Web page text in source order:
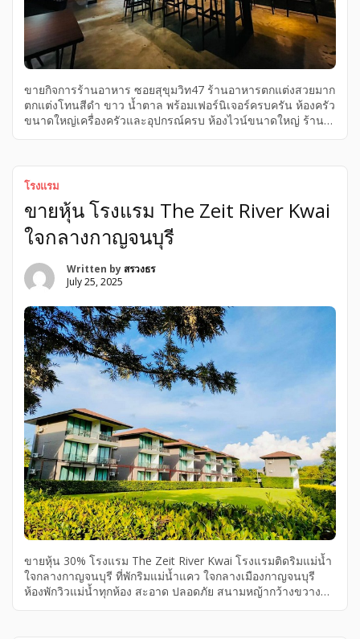
ขายกิจการร้านอาหาร ซอยสุขุมวิท47 ร้านอาหารตกแต่งสวยมาก
ตกแต่งโทนสีดำ ขาว น้ำตาล พร้อมเฟอร์นิเจอร์ครบครัน ห้องครัว
ขนาดใหญ่เครื่องครัวและอุปกรณ์ครบ ห้องไวน์ขนาดใหญ่ ร้าน
ด้านนอกอาคาร 500 ตารางเมตร สามารถรองรับลูกค้าได้
ประมาณ 178 ที่นั่ง ขายกิจการ 9 ล้านบาท พร้อมสัญญาเช่าที่ดิน
คงเหลืออีก 15 ปี มีค่าใช้จ่ายค่าเช่าที่ดิน 209,000 บาท/เดือน
ราคา 7,000,000 บาท Tel 091~541~5556 Line ID :
boynidabbb รายละเอียดทรัพย์ :: – ภายในอาคารแบ่งเป็น 2 ชั้น
โรงแรม
ขายหุ้น โรงแรม The Zeit River Kwai
ใจกลางกาญจนบุรี
Written by สรวงธร
July 25, 2025
ขายหุ้น 30% โรงแรม The Zeit River Kwai โรงแรมติดริมแม่น้ำ
ใจกลางกาญจนบุรี ที่พักริมแม่น้ำแคว ใจกลางเมืองกาญจนบุรี
ห้องพักวิวแม่น้ำทุกห้อง สะอาด ปลอดภัย สนามหญ้ากว้างขวาง